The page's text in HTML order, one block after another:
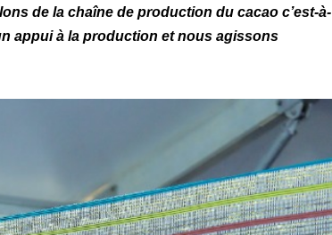
de la chaîne de production du cacao c’est-à-
appui à la production et nous agissons